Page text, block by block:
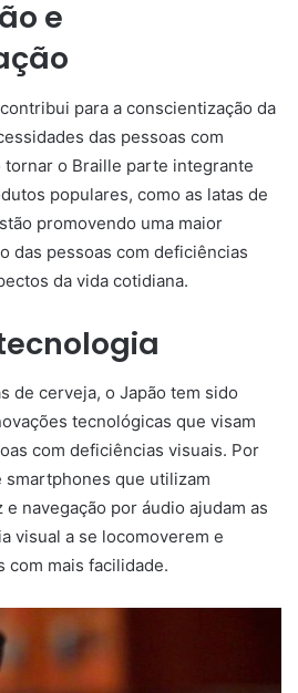
e
para a conscientização da
das pessoas com
o Braille parte integrante
populares, como as latas de
promovendo uma maior
das pessoas com deficiências
da vida cotidiana.
de cerveja, o Japão tem sido
tecnológicas que visam
com deficiências visuais. Por
que utilizam
navegação por áudio ajudam as
visual a se locomoverem e
com mais facilidade.